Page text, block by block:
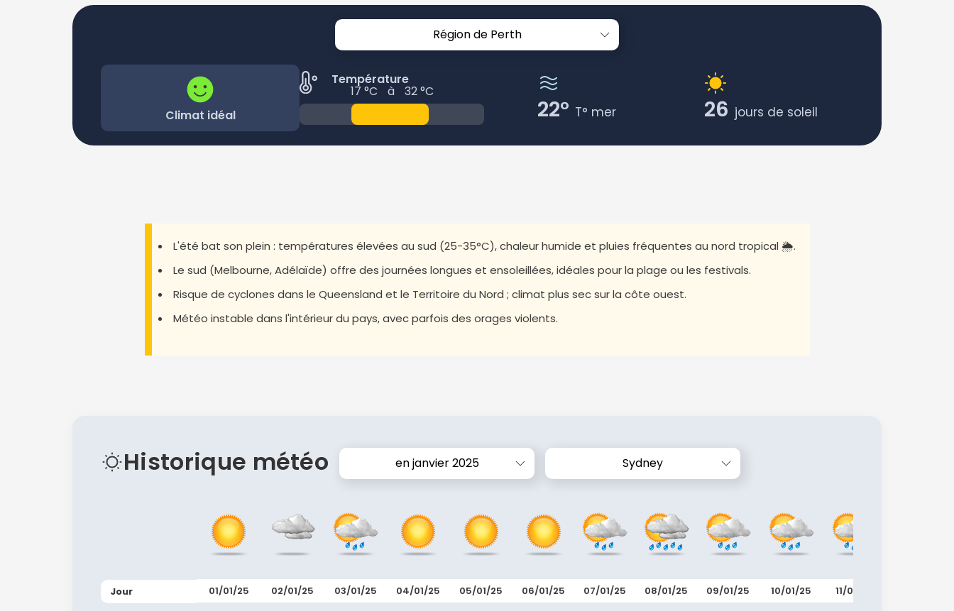
Région de Perth
Climat idéal
Température
17 °C à 32 °C
22° T° mer 26 jours de soleil
L'été bat son plein : températures élevées au sud (25-35°C), chaleur humide et pluies fréquentes au nord tropical 🌦️.
Le sud (Melbourne, Adélaïde) offre des journées longues et ensoleillées, idéales pour la plage ou les festivals.
Risque de cyclones dans le Queensland et le Territoire du Nord ; climat plus sec sur la côte ouest.
Météo instable dans l'intérieur du pays, avec parfois des orages violents.
Historique météo en janvier 2025 Sydney
Jour 01/01/25 02/01/25 03/01/25 04/01/25 05/01/25 06/01/25 07/01/25 08/01/25 09/01/25 10/01/25 11/01/25